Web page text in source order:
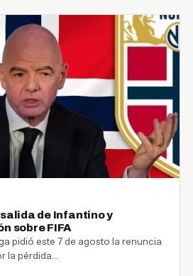
de Infantino y
sobre FIFA
pidió este 7 de agosto la renuncia
la pérdida…